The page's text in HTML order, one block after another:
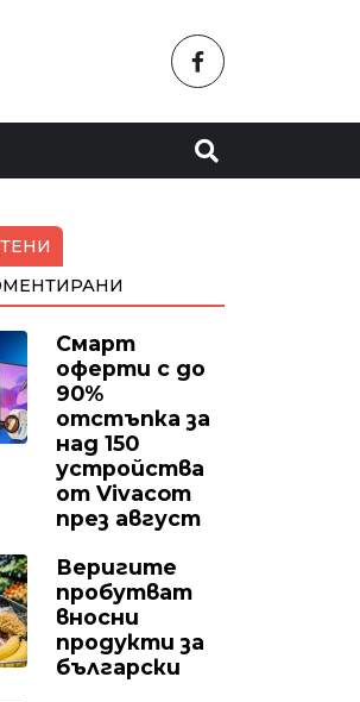
Смарт
оферти с до
90%
отстъпка за
над 150
устройства
от Vivacom
през август
Веригите
пробутват
вносни
продукти за
български